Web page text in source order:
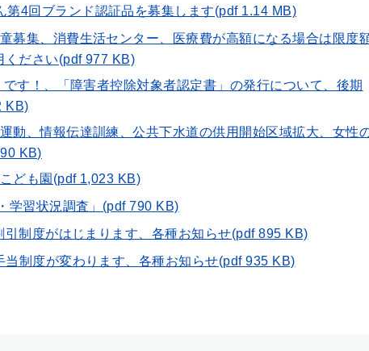
第4回ブランド認証品を募集します(pdf 1.14 MB)
募集、消費生活センター、医療費が高額になる場合は限度
ください(pdf 977 KB)
す！、「障害者控除対象者認定書」の発行について、後期
KB)
動、情報伝達訓練、公共下水道の供用開始区域拡大、女性
KB)
ども園(pdf 1,023 KB)
学習状況調査」(pdf 790 KB)
制度がはじまります、各種お知らせ(pdf 895 KB)
制度が変わります、各種お知らせ(pdf 935 KB)